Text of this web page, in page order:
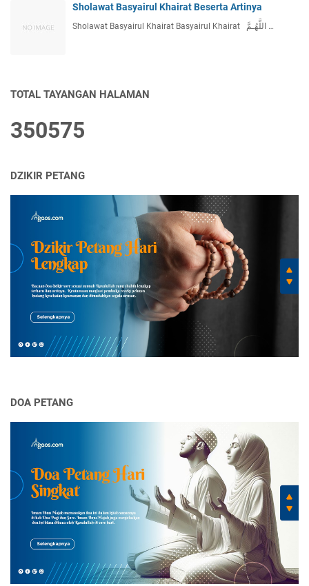
Sholawat Basyairul Khairat Beserta Artinya
Sholawat Basyairul Khairat Basyairul Khairat اللَّهُـمَّ …
TOTAL TAYANGAN HALAMAN
350575
DZIKIR PETANG
DOA PETANG